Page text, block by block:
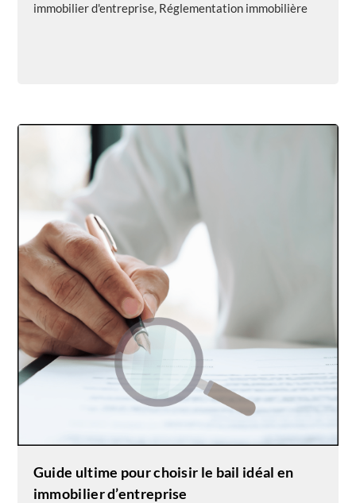
immobilier d'entreprise, Réglementation immobilière
Guide ultime pour choisir le bail idéal en
immobilier d’entreprise